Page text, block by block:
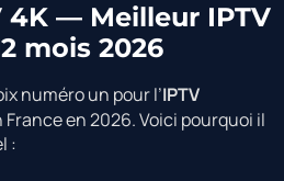
4K — Meilleur IPTV
mois 2026
numéro un pour l’IPTV
France en 2026. Voici pourquoi il
: